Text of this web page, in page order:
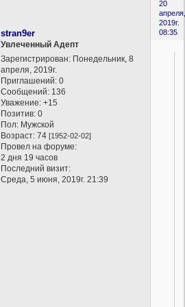
20
апреля,
2019г.
08:35
stran9er
Увлеченный Адепт
Зарегистрирован: Понедельник, 8
апреля, 2019г.
Приглашений: 0
Сообщений: 136
Уважение: +15
Позитив: 0
Пол: Мужской
Возраст: 74[1952-02-02]
Провел на форуме:
2 дня 19 часов
Последний визит:
Среда, 5 июня, 2019г. 21:39